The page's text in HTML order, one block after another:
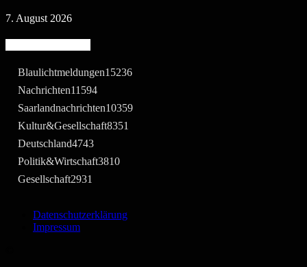
7. August 2026
Blaulichtmeldungen15236
Nachrichten11594
Saarlandnachrichten10359
Kultur&Gesellschaft8351
Deutschland4743
Politik&Wirtschaft3810
Gesellschaft2931
Datenschutzerklärung
Impressum